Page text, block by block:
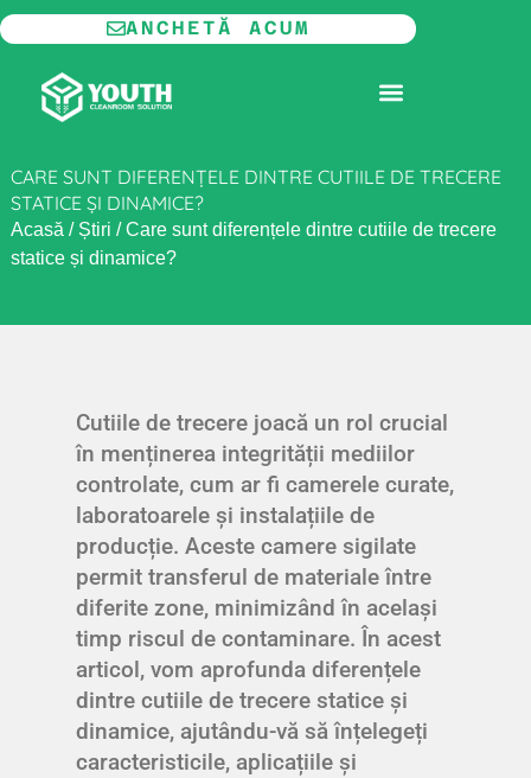
Skip
to
content
ANCHETĂ ACUM
CARE SUNT DIFERENȚELE DINTRE CUTIILE DE TRECERE
STATICE ȘI DINAMICE?
Acasă / Știri /Care sunt diferențele dintre cutiile de trecere
statice și dinamice?
Cutiile de trecere joacă un rol crucial
în menținerea integrității mediilor
controlate, cum ar fi camerele curate,
laboratoarele și instalațiile de
producție. Aceste camere sigilate
permit transferul de materiale între
diferite zone, minimizând în același
timp riscul de contaminare. În acest
articol, vom aprofunda diferențele
dintre cutiile de trecere statice și
dinamice, ajutându-vă să înțelegeți
caracteristicile, aplicațiile și